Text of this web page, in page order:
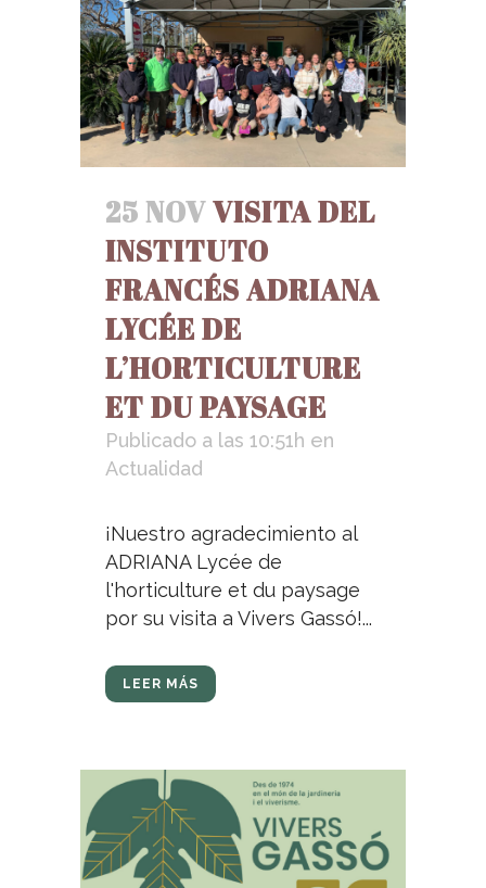
25 NOVVISITA DEL
INSTITUTO
FRANCÉS ADRIANA
LYCÉE DE
L’HORTICULTURE
ET DU PAYSAGE
Publicado a las 10:51h en
Actualidad
¡Nuestro agradecimiento al
ADRIANA Lycée de
l'horticulture et du paysage
por su visita a Vivers Gassó!...
LEER MÁS